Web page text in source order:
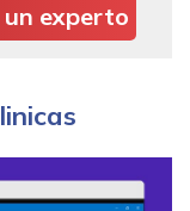
un experto